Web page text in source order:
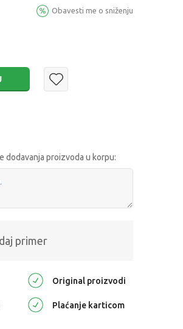
Obavesti me o sniženju
dodavanja proizvoda u korpu:
primer
Original proizvodi
Plaćanje karticom